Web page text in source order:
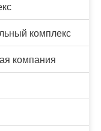
комплекс
компания